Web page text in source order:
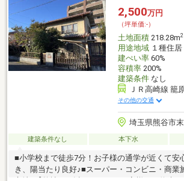
ータ更新は迅速に行います。）5.お客様の個人
を払って取り扱いします。
2,500万円
（坪単価:-）
土地面積218.28m2
用途地域１種住居
建ぺい率60%
容積率200%
建築条件なし
ＪＲ高崎線 籠
その他の交通
埼玉県熊谷市
建築条件なし 本下水
■小学校まで徒歩7分！お子様の通学が近くて安
き、陽当たり良好♪■スーパー・コンビニ・商業